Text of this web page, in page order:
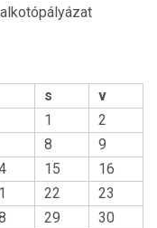
s
v
1
2
8
9
15
16
22
23
29
30